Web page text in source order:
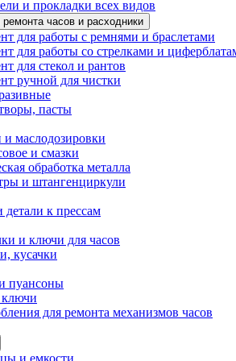
и прокладки всех видов
часов и расходники
для работы с ремнями и браслетами
для работы со стрелками и
для стекол и рантов
ручной для чистки
пасты
маслодозировки
и смазки
обработка металла
и штангенциркули
детали к прессам
и ключи для часов
кусачки
пуансоны
для ремонта механизмов часов
и емкости